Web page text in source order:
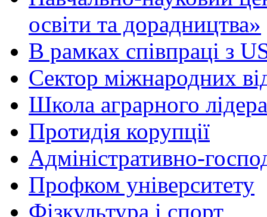
освіти та дорадництва»
В рамках співпраці з
Сектор міжнародних
Школа аграрного лідера
Протидія корупції
Адміністративно-
Профком університету
Фізкультура і спорт